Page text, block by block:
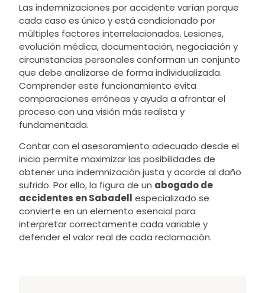
Las indemnizaciones por accidente varían porque
cada caso es único y está condicionado por
múltiples factores interrelacionados. Lesiones,
evolución médica, documentación, negociación y
circunstancias personales conforman un conjunto
que debe analizarse de forma individualizada.
Comprender este funcionamiento evita
comparaciones erróneas y ayuda a afrontar el
proceso con una visión más realista y
fundamentada.
Contar con el asesoramiento adecuado desde el
inicio permite maximizar las posibilidades de
obtener una indemnización justa y acorde al daño
sufrido. Por ello, la figura de un abogado de
accidentes en Sabadell especializado se
convierte en un elemento esencial para
interpretar correctamente cada variable y
defender el valor real de cada reclamación.